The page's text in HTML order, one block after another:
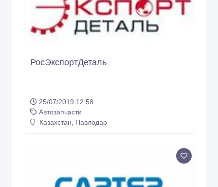
РосЭкспортДеталь
25/07/2019 12:58
Автозапчасти
Казахстан, Павлодар